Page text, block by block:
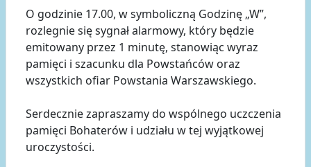
O godzinie 17.00, w symboliczną Godzinę „W”,
rozlegnie się sygnał alarmowy, który będzie
emitowany przez 1 minutę, stanowiąc wyraz
pamięci i szacunku dla Powstańców oraz
wszystkich ofiar Powstania Warszawskiego.
Serdecznie zapraszamy do wspólnego uczczenia
pamięci Bohaterów i udziału w tej wyjątkowej
uroczystości.